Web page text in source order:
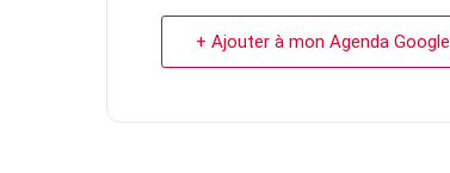
+ Ajouter à mon Agenda Google